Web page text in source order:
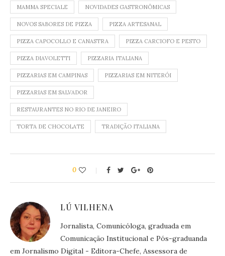
MAMMA SPECIALE NOVIDADES GASTRONÔMICAS
NOVOS SABORES DE PIZZA PIZZA ARTESANAL
PIZZA CAPOCOLLO E CANASTRA PIZZA CARCIOFO E PESTO
PIZZA DIAVOLETTI PIZZARIA ITALIANA
PIZZARIAS EM CAMPINAS PIZZARIAS EM NITERÓI
PIZZARIAS EM SALVADOR
RESTAURANTES NO RIO DE JANEIRO
TORTA DE CHOCOLATE TRADIÇÃO ITALIANA
0
LÚ VILHENA
Jornalista, Comunicóloga, graduada em
Comunicação Institucional e Pós-graduanda
em Jornalismo Digital - Editora-Chefe, Assessora de